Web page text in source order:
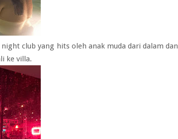
club yang hits oleh anak muda dari dalam dan
ke villa.